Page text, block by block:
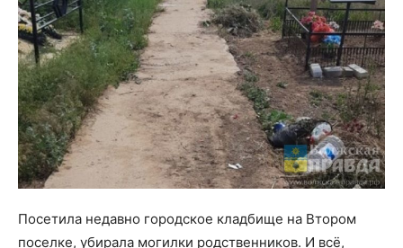
Посетила недавно городское кладбище на Втором
поселке, убирала могилки родственников. И всё,